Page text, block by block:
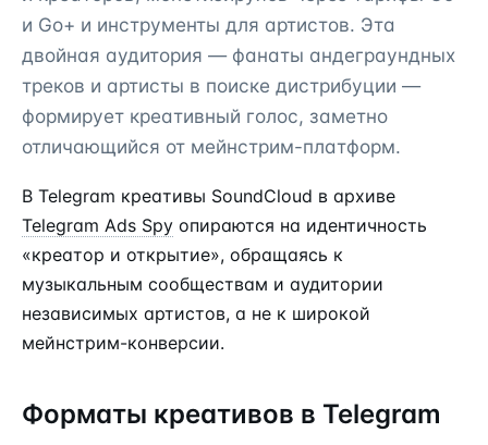
и Go+ и инструменты для артистов. Эта
двойная аудитория — фанаты андеграундных
треков и артисты в поиске дистрибуции —
формирует креативный голос, заметно
отличающийся от мейнстрим-платформ.
В Telegram креативы SoundCloud в архиве
Telegram Ads Spy опираются на идентичность
«креатор и открытие», обращаясь к
музыкальным сообществам и аудитории
независимых артистов, а не к широкой
мейнстрим-конверсии.
Форматы креативов в Telegram